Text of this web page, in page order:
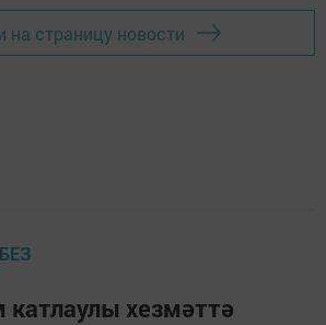
на страницу новости
хезмәттә